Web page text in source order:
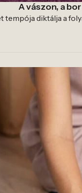
A vászon, a
tempója diktálja a